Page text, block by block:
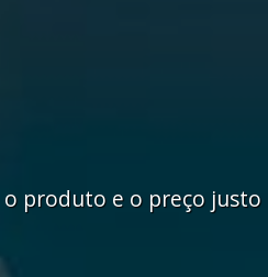
produto e o preço justo